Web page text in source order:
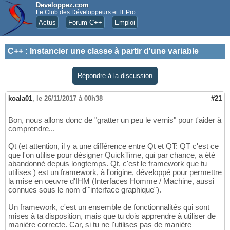
Developpez.com
Le Club des Développeurs et IT Pro
Actus Forum C++ Emploi
C++ : Instancier une classe à partir d'une variable
Répondre à la discussion
koala01, le 26/11/2017 à 00h38 #21
Bon, nous allons donc de "gratter un peu le vernis" pour t'aider à
comprendre...
Qt (et attention, il y a une différence entre Qt et QT: QT c'est ce
que l'on utilise pour désigner QuickTime, qui par chance, a été
abandonné depuis longtemps. Qt, c'est le framework que tu
utilises ) est un framework, à l'origine, développé pour permettre
la mise en oeuvre d'IHM (Interfaces Homme / Machine, aussi
connues sous le nom d'"interface graphique").
Un framework, c'est un ensemble de fonctionnalités qui sont
mises à ta disposition, mais que tu dois apprendre à utiliser de
manière correcte. Car, si tu ne l'utilises pas de manière